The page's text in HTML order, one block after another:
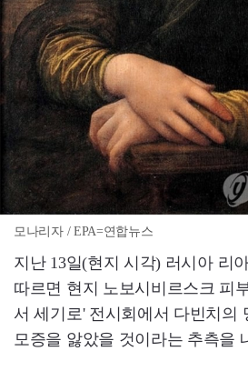
모나리자 / EPA=연합뉴스
지난 13일(현지 시각) 러시아 리
따르면 현지 노보시비르스크 피
서 세기로' 전시회에서 다빈치의
모증을 앓았을 것이라는 추측을